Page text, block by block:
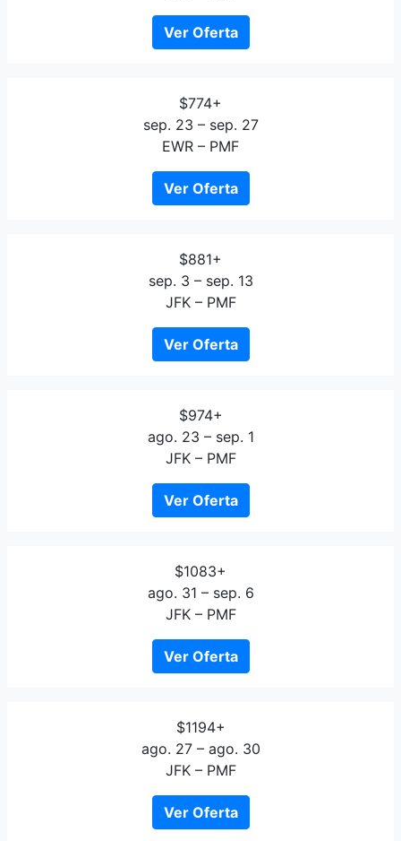
Ver Oferta
$774+
sep. 23 – sep. 27
EWR – PMF
Ver Oferta
$881+
sep. 3 – sep. 13
JFK – PMF
Ver Oferta
$974+
ago. 23 – sep. 1
JFK – PMF
Ver Oferta
$1083+
ago. 31 – sep. 6
JFK – PMF
Ver Oferta
$1194+
ago. 27 – ago. 30
JFK – PMF
Ver Oferta